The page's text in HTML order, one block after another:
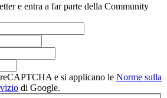
e entra a far parte della Community
e si applicano le Norme sulla
di Google.